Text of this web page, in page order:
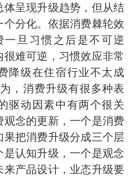
体呈现升级趋势，但从结
分化。依据消费棘轮效
一旦习惯之后是不可逆
难可逆，习惯效应非常
降级在住宿行业不太成
，消费升级有很多种表
驱动因素中有两个很关
念的更新，一个是消费
果把消费升级分成三个层
是认知升级，一个是观念
来产品设计，业态升级要